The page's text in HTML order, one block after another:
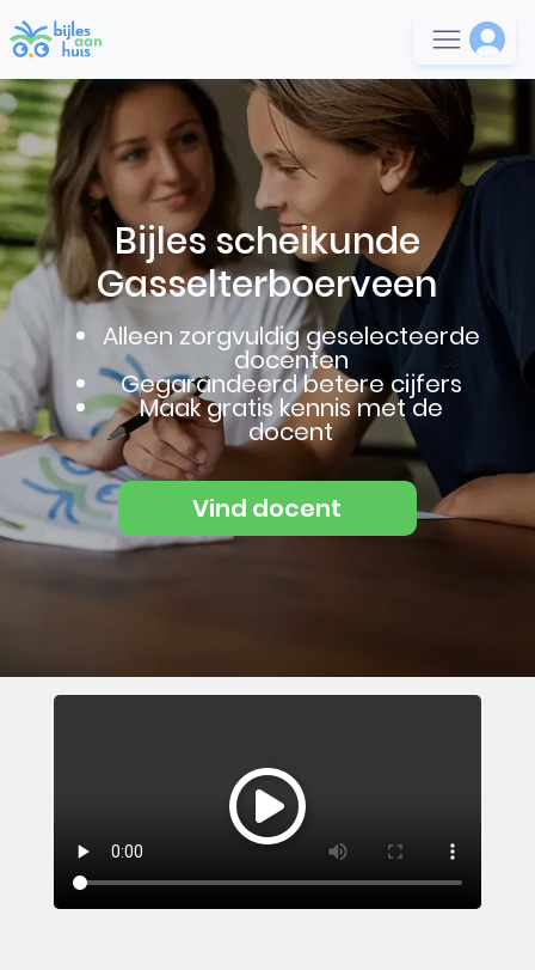
Bijles scheikunde
Gasselterboerveen
Alleen zorgvuldig geselecteerde
docenten
Gegarandeerd betere cijfers
Maak gratis kennis met de
docent
Vind docent